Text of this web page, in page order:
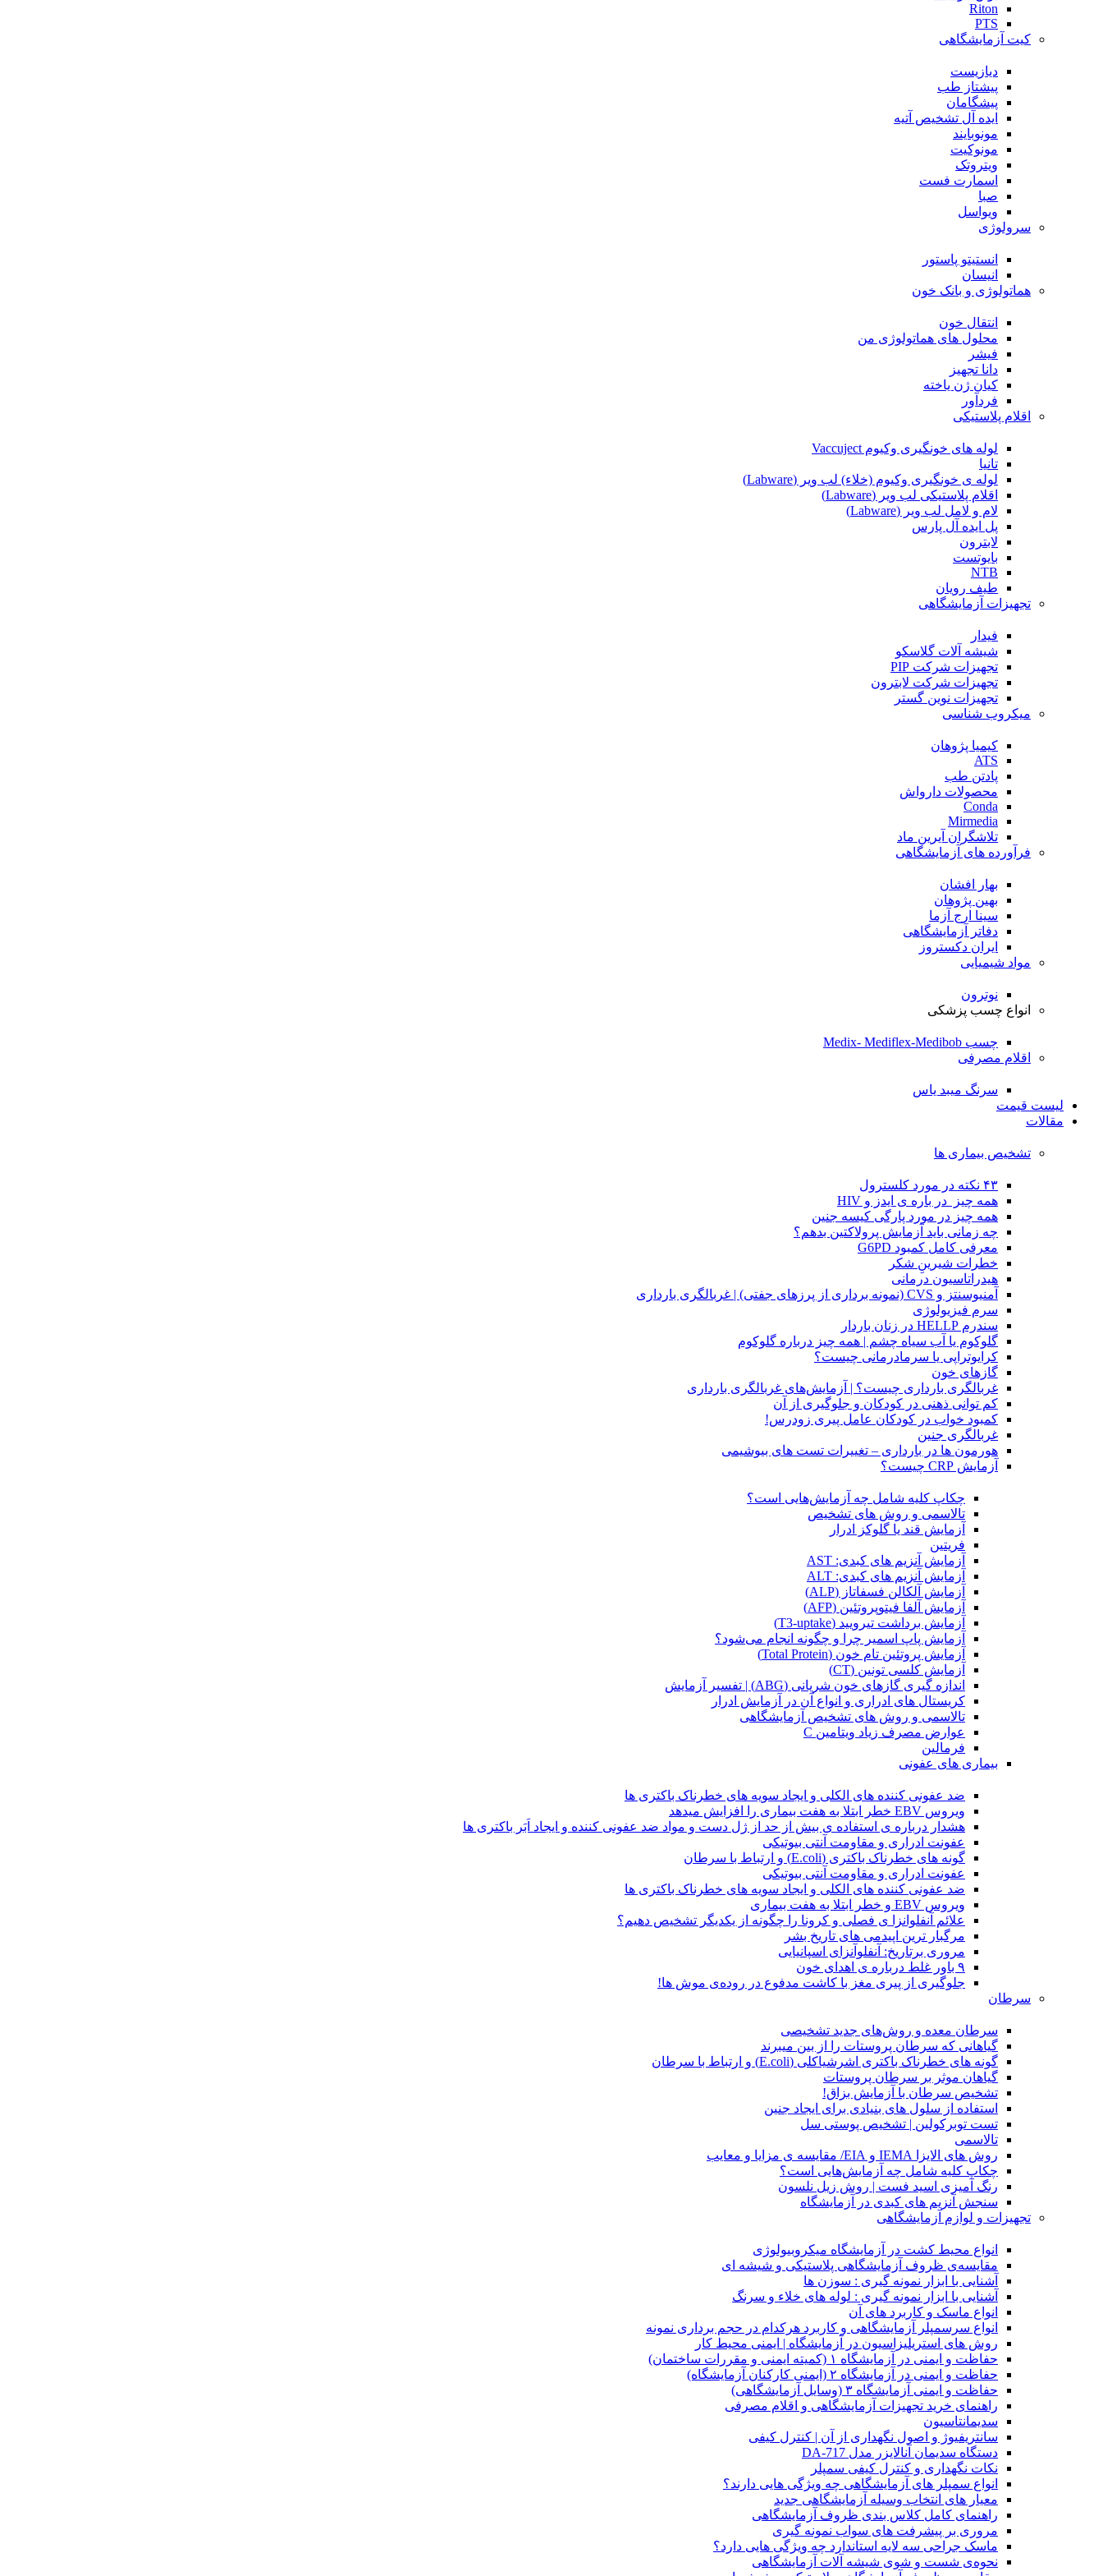
Riton
PTS
کیت آزمایشگاهی
دیازیست
پیشتاز طب
پیشگامان
ایده آل تشخیص آتیه
مونوبایند
مونوکیت
ویتروتک
اسمارت فست
صبا
ویواسل
سرولوژی
انستیتو پاستور
انیسان
هماتولوژی و بانک خون
انتقال خون
محلول های هماتولوژی من
فیشر
دانا تجهیز
کیان ژن یاخته
فردآور
اقلام پلاستیکی
لوله های خونگیری وکیوم Vaccuject
تانیا
لوله ی خونگیری وکیوم (خلاء) لب ویر (Labware)
اقلام پلاستیکی لب ویر (Labware)
لام و لامل لب ویر (Labware)
پل ایده آل پارس
لابترون
بایوتست
NTB
طیف رویان
تجهیزات آزمایشگاهی
فیدار
شیشه آلات گلاسکو
تجهیزات شرکت PIP
تجهیزات شرکت لابترون
تجهیزات نوین گستر
میکروب شناسی
کیمیا پژوهان
ATS
پادتن طب
محصولات دارواش
Conda
Mirmedia
تلاشگران آیرین ماد
فرآورده های آزمایشگاهی
بهار افشان
بهین پژوهان
سینا ارج آزما
دفاتر آزمایشگاهی
ایران دکستروز
مواد شیمیایی
نوترون
انواع چسب پزشکی
چسب Medix- Mediflex-Medibob
اقلام مصرفی
سرنگ میبد یاس
لیست قیمت
مقالات
تشخیص بیماری ها
۴۳ نکته در مورد کلسترول
همه چیز در باره ی ایدز و HIV
همه چیز در مورد پارگی کیسه جنین
چه زمانی باید آزمایش پرولاکتین بدهم؟
معرفی کامل کمبود G6PD
خطرات شیرینِ شکر
هیدراتاسیون درمانی
آمنیوسنتز و CVS (نمونه برداری از پرزهای جفتی) | غربالگری بارداری
سرم فیزیولوژی
سندرم HELLP در زنان باردار
گلوکوم یا آب سیاه چشم | همه چیز درباره گلوکوم
کرایوتراپی یا سرمادرمانی چیست؟
گازهای خون
غربالگری بارداری چیست؟ | آزمایش‌های غربالگری بارداری
کم توانی ذهنی در کودکان و جلوگیری از آن
کمبود خواب در کودکان عامل پیری زودرس!
غربالگری جنین
هورمون ها در بارداری – تغییرات تست های بیوشیمی
آزمایش CRP چیست؟
چکاپ کلیه شامل چه آزمایش‌هایی است؟
تالاسمی و روش های تشخیص
آزمایش قند یا گلوکز ادرار
فریتین
آزمایش آنزیم های کبدی: AST
آزمایش آنزیم های کبدی: ALT
آزمایش آلکالن فسفاتاز (ALP)
آزمایش آلفا فیتوپروتئین (AFP)
آزمایش برداشت تیرویید (T3-uptake)
آزمایش پاپ اسمیر چرا و چگونه انجام می‌شود؟
آزمایش پروتئین تام خون (Total Protein)
آزمایش کلسی تونین (CT)
اندازه گیری گازهای خون شریانی (ABG) | تفسیر آزمایش
کریستال ‌های ادراری و انواع آن در آزمایش ادرار
تالاسمی و روش های تشخیص آزمایشگاهی
عوارض مصرف زیاد ویتامین C
فرمالین
بیماری های عفونی
ضد عفونی کننده های الکلی و ایجاد سویه های خطرناک باکتری ها
ویروس EBV خطر ابتلا به هفت بیماری را افزایش میدهد
هشدار درباره ی استفاده ی بیش از حد از ژل دست و مواد ضد عفونی کننده و ایجاد اَبَر باکتری ها
عفونت ادراری و مقاومت آنتی بیوتیکی
گونه های خطرناک باکتری (E.coli) و ارتباط با سرطان
عفونت ادراری و مقاومت آنتی بیوتیکی
ضد عفونی کننده های الکلی و ایجاد سویه های خطرناک باکتری ها
ویروس EBV و خطر ابتلا به هفت بیماری
علائم آنفلوانزا ی فصلی و کرونا را چگونه از یکدیگر تشخیص دهیم؟
مرگبار ترین اپیدمی های تاریخ بشر
مروری برتاریخ: آنفلوآنزای اسپانیایی
۹ باور غلط درباره ی اهدای خون
جلوگیری از پیری مغز با کاشت مدفوع در روده‌ی موش ها!
سرطان
سرطان معده و روش‌های جدید تشخیصی
گیاهانی که سرطان پروستات را از بین میبرند
گونه های خطرناک باکتری اشرشیاکلی (E.coli) و ارتباط با سرطان
گیاهان موثر بر سرطان پروستات
تشخیص سرطان با آزمایش بزاق!
استفاده از سلول های بنیادی برای ایجاد جنین
تست توبرکولین | تشخیص پوستی سل
تالاسمی
روش های الایزا IEMA و EIA/ مقایسه ی مزایا و معایب
چکاپ کلیه شامل چه آزمایش‌هایی است؟
رنگ آمیزی اسید فست | روش زیل نلسون
سنجش آنزیم های کبدی در آزمایشگاه
تجهیزات و لوازم آزمایشگاهی
انواع محیط کشت در آزمایشگاه میکروبیولوژی
مقایسه‌ی ظروف آزمایشگاهی پلاستیکی و شیشه ای
آشنایی با ابزار نمونه گیری : سوزن ها
آشنایی با ابزار نمونه گیری : لوله های خلاء و سرنگ
انواع ماسک و کاربرد های آن
انواع سرسمپلر آزمایشگاهی و کاربرد هرکدام در حجم برداری نمونه
روش های استریلیزاسیون در آزمایشگاه | ایمنی محیط کار
حفاظت و ایمنی در آزمایشگاه ۱ (کمیته ایمنی و مقررات ساختمان)
حفاظت و ایمنی در آزمایشگاه ۲ (ایمنی کارکنان آزمایشگاه)
حفاظت و ایمنی آزمایشگاه ۳ (وسایل آزمایشگاهی)
راهنمای خرید تجهیزات آزمایشگاهی و اقلام مصرفی
سدیمانتاسیون
سانتریفیوژ و اصول نگهداری از آن | کنترل کیفی
دستگاه سدیمان آنالایزر مدل DA-717
نکات نگهداری و کنترل کیفی سمپلر
انواع سمپلر های آزمایشگاهی چه ویژگی هایی دارند؟
معیار های انتخاب وسیله آزمایشگاهی جدید
راهنمای کامل کلاس بندی ظروف آزمایشگاهی
مروری بر پیشرفت های سواب نمونه گیری
ماسک جراحی سه لایه استاندارد چه ویژگی هایی دارد؟
ﻧﺤﻮﻩی ﺷﺴﺖ و ﺷﻮی شیشه آلات آزمایشگاهی